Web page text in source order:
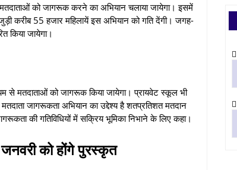
को जागरूक करने का अभियान चलाया जायेगा। इसमें
करीब 55 हजार महिलायें इस अभियान को गति देंगी। जगह-
किया जायेगा।
से मतदाताओं को जागरूक किया जायेगा। प्रायवेट स्कूल भी
जागरूकता अभियान का उद्देश्य है शतप्रतिशत मतदान
की गतिविधियों में सक्रिय भूमिका निभाने के लिए कहा।
को होंगे पुरस्कृत